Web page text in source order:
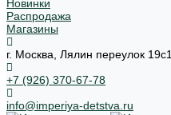
Новинки
Распродажа
Магазины
г. Москва, Лялин переулок 19с1
+7 (926) 370-67-78
info@imperiya-detstva.ru